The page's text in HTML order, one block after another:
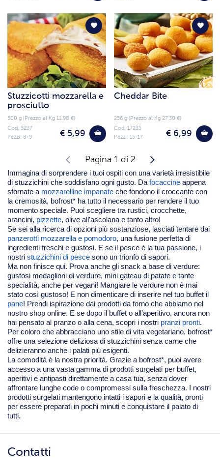
Stuzzicotti mozzarella e
prosciutto
500 g (Prezzo al Kg 11.98 €)
€ 5,99
Cod. 5237
Pezzi: 8-9
Cheddar Bite
256 g (Prezzo al Kg 27.30 €)
€ 6,99
Cod. 17235
Pezzi: 15-17
Pagina 1 di 2
Immagina di sorprendere i tuoi ospiti con una varietà irresistibile
di stuzzichini che soddisfano ogni gusto. Da focaccine appena
sfornate a mozzarelline impanate che fondono il croccante con
la cremosità, bofrost* ha tutto il necessario per rendere il tuo
momento speciale. Puoi scegliere tra rustici, crocchette,
arancini, pizzette, olive all'ascolana e tanto altro!
Se sei alla ricerca di opzioni più sostanziose, lasciati tentare dai
panzerotti mozzarella e pomodoro, una fusione perfetta di
ingredienti freschi e gustosi. E se il pesce è la tua passione, i
nostri stuzzichini di pesce sono un trionfo di sapori.
Ma non finisce qui. Prova anche gli snack a base di verdure:
gustosi medaglioni di verdure, mini gateau di patate e tante
specialità, anche per vegani! Mangiare le verdure non è mai
stato così gustoso! E non dimenticare di inserire nel tuo buffet il
pane! Prendi ispirazione dai prodotti da forno che abbiamo nel
nostro shop online. E se dopo il buffet o all’aperitivo, ancora non
hai pensato al pranzo o alla cena, scopri i nostri pranzi pronti.
Per coloro che abbracciano uno stile di vita vegetariano, bofrost*
offre una selezione deliziosa di stuzzichini senza carne che
delizieranno anche i palati più esigenti.
La comodità è la nostra priorità. Grazie a bofrost*, puoi avere
accesso a una vasta gamma di prodotti surgelati per buffet,
aperitivi e antipasti direttamente a casa tua, senza dover
affrontare lunghe code o compromessi sulla freschezza. I nostri
prodotti surgelati mantengono intatti i sapori e la qualità, pronti
per essere preparati in pochi minuti e conquistare il palato di
tutti.
Contatti